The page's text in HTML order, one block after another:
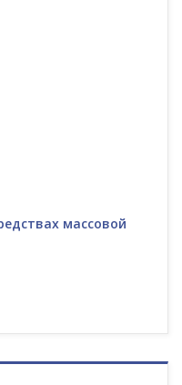
массовой